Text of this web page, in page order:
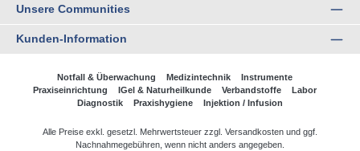
Unsere Communities
Kunden-Information
Notfall & Überwachung Medizintechnik
Instrumente
Praxiseinrichtung
IGel & Naturheilkunde Verbandstoffe
Labor
Diagnostik
Praxishygiene Injektion / Infusion
Alle Preise exkl. gesetzl. Mehrwertsteuer zzgl. Versandkosten und ggf.
Nachnahmegebühren, wenn nicht anders angegeben.